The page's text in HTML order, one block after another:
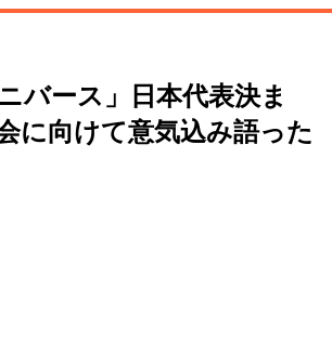
バース」日本代表決ま
に向けて意気込み語った